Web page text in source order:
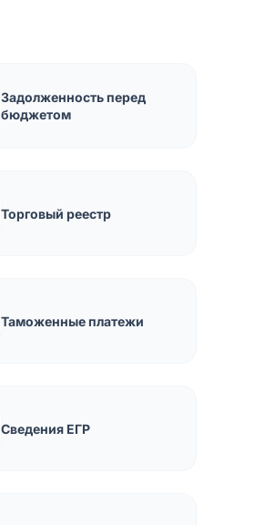
Задолженность перед
бюджетом
Торговый реестр
Таможенные платежи
Сведения ЕГР